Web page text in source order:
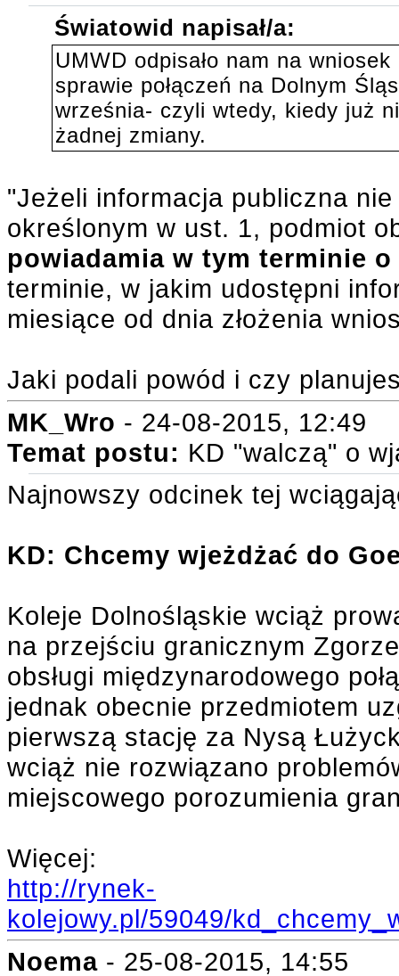
Światowid napisał/a:
UMWD odpisało nam na
sprawie połączeń na Dolnym
września- czyli wtedy, kiedy już
żadnej zmiany.
"Jeżeli informacja publiczna
określonym w ust. 1, podmiot
powiadamia w tym terminie
terminie, w jakim udostępni
miesiące od dnia złożenia
Jaki podali powód i czy
MK_Wro - 24-08-2015, 12:49
Temat postu: KD "walczą" o
Najnowszy odcinek tej
KD: Chcemy wjeżdżać do
Koleje Dolnośląskie wciąż
na przejściu granicznym
obsługi międzynarodowego
jednak obecnie przedmiotem
pierwszą stację za Nysą
wciąż nie rozwiązano
miejscowego porozumienia
Więcej:
http://rynek-
kolejowy.pl/59049/
Noema - 25-08-2015, 14:55